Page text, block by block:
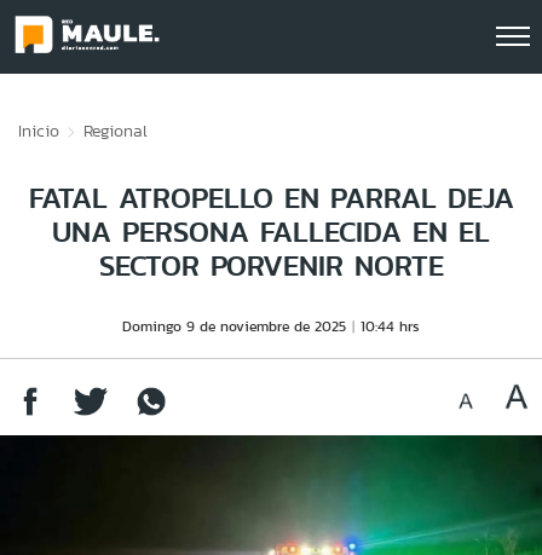
Inicio Regional
FATAL ATROPELLO EN PARRAL DEJA
UNA PERSONA FALLECIDA EN EL
SECTOR PORVENIR NORTE
Domingo 9 de noviembre de 2025 10:44 hrs